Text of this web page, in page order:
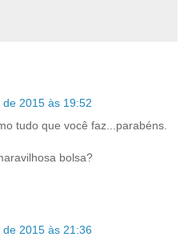
2015 às 19:52
tudo que você faz...parabéns.
bolsa?
2015 às 21:36